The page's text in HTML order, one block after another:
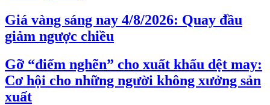
Giá vàng sáng nay 4/8/2026: Quay đầu
giảm ngược chiều
Gỡ “điểm nghẽn” cho xuất khẩu dệt may:
Cơ hội cho những người không xưởng sản
xuất